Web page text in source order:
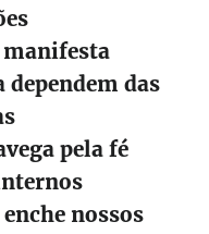
manifesta
dependem das
pela fé
nossos